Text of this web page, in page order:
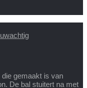
gemaakt is van
De bal stuitert na met